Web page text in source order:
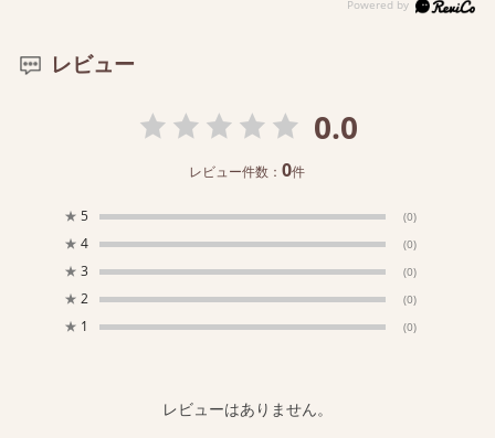
レビュー
0.0
レビュー件数：0件
★ 5 (0)
★ 4 (0)
★ 3 (0)
★ 2 (0)
★ 1 (0)
レビューはありません。